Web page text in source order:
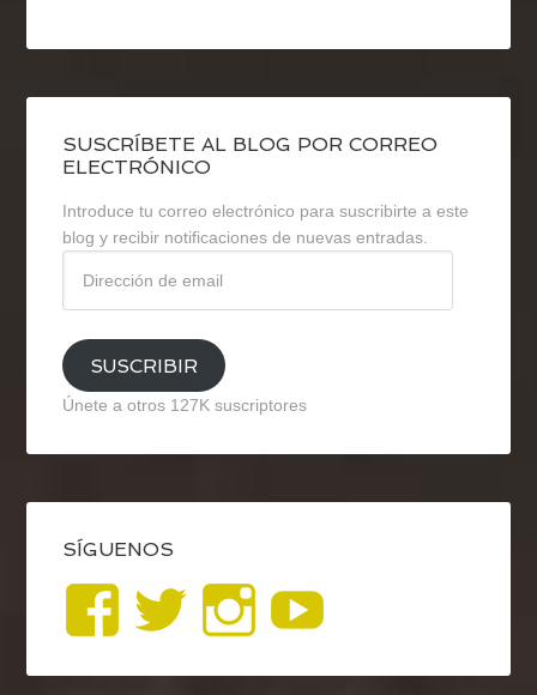
SUSCRÍBETE AL BLOG POR CORREO
ELECTRÓNICO
Introduce tu correo electrónico para suscribirte a este
blog y recibir notificaciones de nuevas entradas.
email
SUSCRIBIR
Únete a otros 127K suscriptores
SÍGUENOS
Ver
perfil
Ver
perfil
Ver
perfil